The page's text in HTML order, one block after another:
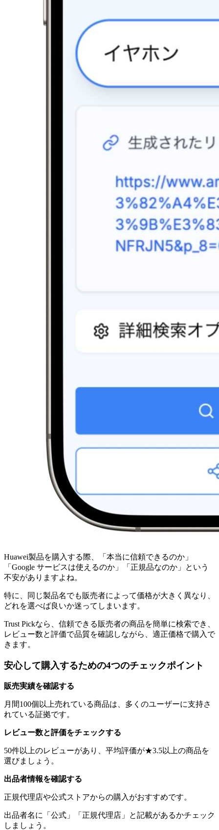
Huawei製品を購入する際、「本当に信頼できるのか」
「Google サービスは使えるのか」「正規品なのか」という
不安がありますよね。
特に、同じ製品名でも販売者によって価格が大きく異なり、
どれを選べば良いか迷ってしまいます。
Trust Pickなら、信頼できる販売者の商品を簡単に検索でき、
レビュー数と評価で品質を確認しながら、適正価格で購入で
きます。
安心して購入するための4つのチェックポイント
販売実績を確認する
月間100個以上売れている商品は、多くのユーザーに支持さ
れている証拠です。
レビュー数と評価をチェックする
50件以上のレビューがあり、平均評価が★3.5以上の商品を
選びましょう。
出品者情報を確認する
正規代理店や公式ストアからの購入がおすすめです。
出品者名に「公式」「正規代理店」と記載があるかチェック
しましょう。